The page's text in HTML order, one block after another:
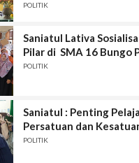
POLITIK
Saniatul Lativa
Pilar di SMA 16 Bungo
POLITIK
Saniatul : Penting
Persatuan dan
POLITIK